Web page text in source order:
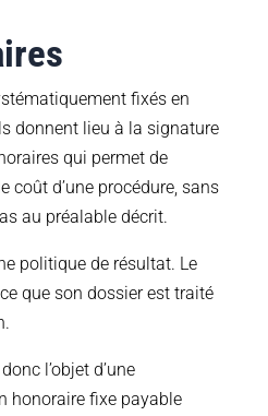
fixés en
donnent lieu à la signature
qui permet de
coût d’une procédure, sans
au préalable décrit.
politique de résultat. Le
que son dossier est traité
l’objet d’une
honoraire fixe payable